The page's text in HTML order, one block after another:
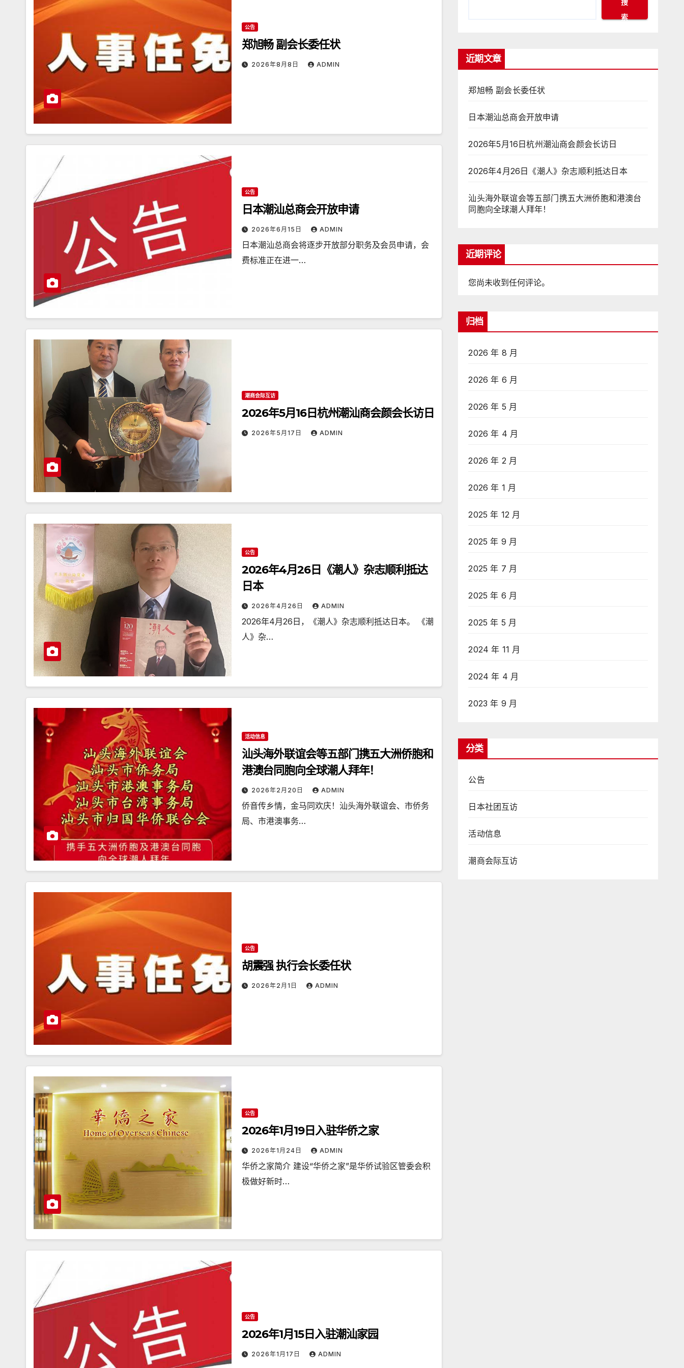
公告
郑旭畅 副会长委任状
2026年8月8日 ADMIN
公告
日本潮汕总商会开放申请
2026年6月15日 ADMIN
日本潮汕总商会将逐步开放部分职务及会员申请，会
费标准正在进一…
潮商会际互访
2026年5月16日杭州潮汕商会颜会长访日
2026年5月17日 ADMIN
公告
2026年4月26日《潮人》杂志顺利抵达
日本
2026年4月26日 ADMIN
2026年4月26日，《潮人》杂志顺利抵达日本。 《潮
人》杂…
活动信息
汕头海外联谊会等五部门携五大洲侨胞和
港澳台同胞向全球潮人拜年！
2026年2月20日 ADMIN
侨音传乡情，金马同欢庆！汕头海外联谊会、市侨务
局、市港澳事务…
公告
胡震强 执行会长委任状
2026年2月1日 ADMIN
公告
2026年1月19日入驻华侨之家
2026年1月24日 ADMIN
华侨之家简介 建设“华侨之家”是华侨试验区管委会积
极做好新时…
公告
2026年1月15日入驻潮汕家园
2026年1月17日 ADMIN
搜
索
近期文章
郑旭畅 副会长委任状
日本潮汕总商会开放申请
2026年5月16日杭州潮汕商会颜会长访日
2026年4月26日《潮人》杂志顺利抵达日本
汕头海外联谊会等五部门携五大洲侨胞和港澳台
同胞向全球潮人拜年！
近期评论
您尚未收到任何评论。
归档
2026 年 8 月
2026 年 6 月
2026 年 5 月
2026 年 4 月
2026 年 2 月
2026 年 1 月
2025 年 12 月
2025 年 9 月
2025 年 7 月
2025 年 6 月
2025 年 5 月
2024 年 11 月
2024 年 4 月
2023 年 9 月
分类
公告
日本社团互访
活动信息
潮商会际互访